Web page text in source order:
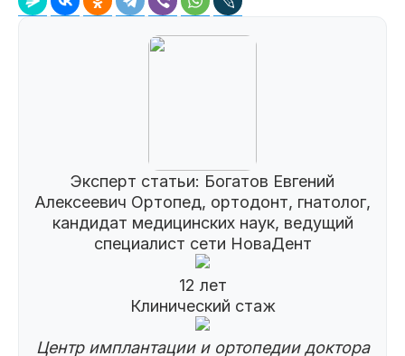
Эксперт статьи: Богатов Евгений
Алексеевич Ортопед, ортодонт, гнатолог,
кандидат медицинских наук, ведущий
специалист сети НоваДент
12 лет
Клинический стаж
Центр имплантации и ортопедии доктора